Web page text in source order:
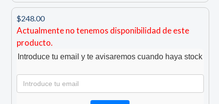
$248.00
Actualmente no tenemos disponibilidad de este
producto.
Introduce tu email y te avisaremos cuando haya stock